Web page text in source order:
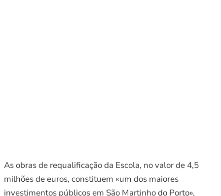
As obras de requalificação da Escola, no valor de 4,5
milhões de euros, constituem «um dos maiores
investimentos públicos em São Martinho do Porto»,